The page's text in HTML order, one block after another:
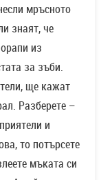
мръсното
знаят, че
из
за зъби.
ще кажат
Разберете –
и
то потърсете
мъката си